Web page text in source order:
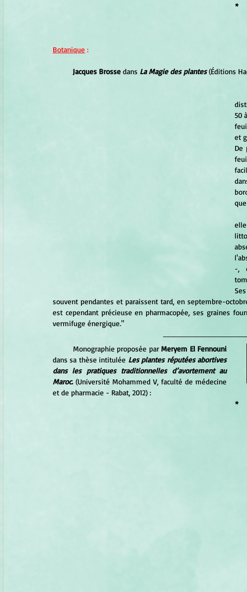
*
Botanique :
Jacques Brosse dans La Magie des plantes (Éditions
50
et
De
-,
souvent pendantes et paraissent tard, en septembre-
est cependant précieuse en pharmacopée, ses graines
vermifuge énergique."
	Monographie proposée par
dans sa thèse intitulée Les plantes réputées abortives
dans les pratiques traditionnelles d’avortement au
Maroc. (Université Mohammed V, faculté de médecine
et de pharmacie - Rabat, 2012) :
*